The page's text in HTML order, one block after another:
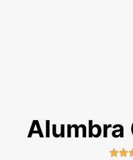
Alumbra
